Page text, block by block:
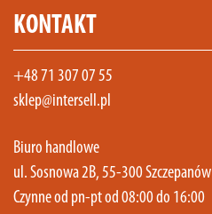
KONTAKT
+48 71 307 07 55
sklep@intersell.pl
Biuro handlowe
ul. Sosnowa 2B, 55-300 Szczepanów
Czynne od pn-pt od 08:00 do 16:00